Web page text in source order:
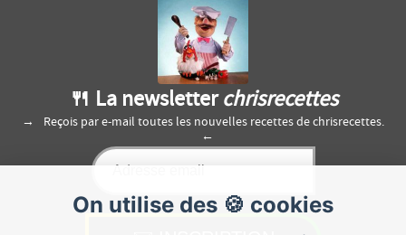
On utilise des 🍪 cookies
🍴 La newsletter chrisrecettes
Reçois par e-mail toutes les nouvelles recettes de chrisrecettes.